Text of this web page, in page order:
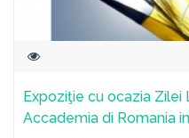
Expoziţie cu ocazia Zilei
Accademia di Romania